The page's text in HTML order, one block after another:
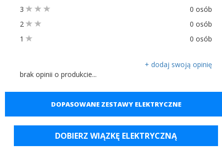
3
0 osób
2
0 osób
1
0 osób
+ dodaj swoją opinię
brak opinii o produkcie...
DOPASOWANE ZESTAWY ELEKTRYCZNE
DOBIERZ WIĄZKĘ ELEKTRYCZNĄ